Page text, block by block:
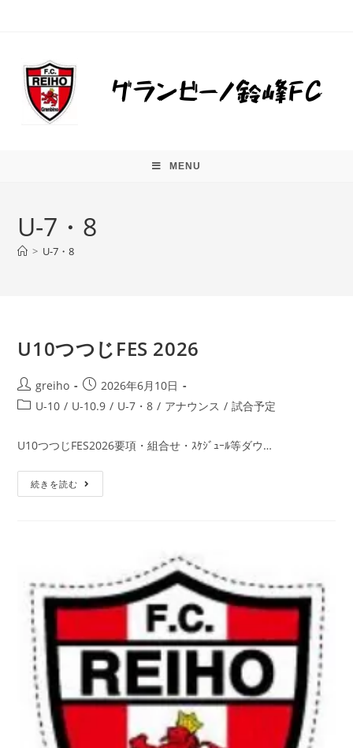
MENU
U-7・8
> U-7・8
U10つつじFES 2026
greiho
2026年6月10日
U-10 / U-10.9 / U-7・8 / アナウンス / 試合予定
U10つつじFES2026要項・組合せ・ｽｹｼﾞｭｰﾙ等ダウ…
続きを読む